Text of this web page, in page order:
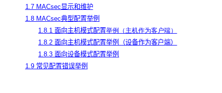
1.7 MACsec显示和维护
1.8 MACsec典型配置举例
1.8.1 面向主机模式配置举例（主机作为客户端）
1.8.2 面向主机模式配置举例（设备作为客户端）
1.8.3 面向设备模式配置举例
1.9 常见配置错误举例